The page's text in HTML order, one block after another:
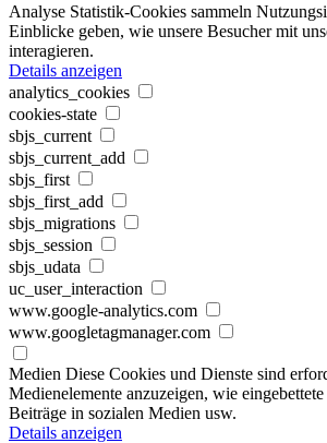
Analyse Statistik-Cookies sammeln
Einblicke geben, wie unsere Besucher mit
interagieren.
Details anzeigen
analytics_cookies
cookies-state
sbjs_current
sbjs_current_add
sbjs_first
sbjs_first_add
sbjs_migrations
sbjs_session
sbjs_udata
uc_user_interaction
www.google-analytics.com
www.googletagmanager.com
Medien Diese Cookies und Dienste sind
Medienelemente anzuzeigen, wie
Beiträge in sozialen Medien usw.
Details anzeigen